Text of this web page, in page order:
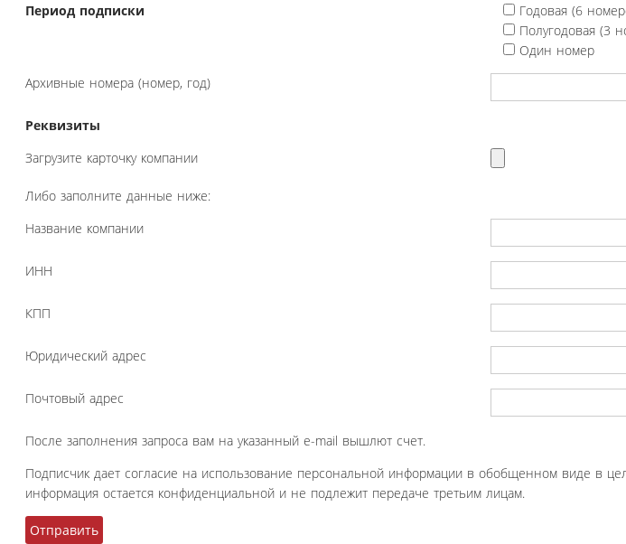
Период подписки
Годовая (6
Полугодовая (3
Один номер
Архивные номера (номер, год)
Реквизиты
Загрузите карточку компании
Либо заполните данные ниже:
Название компании
ИНН
КПП
Юридический адрес
Почтовый адрес
После заполнения запроса вам на указанный e-mail вышлют счет.
Подписчик дает согласие на использование персональной информации в обобщенном виде в
информация остается конфиденциальной и не подлежит передаче третьим лицам.